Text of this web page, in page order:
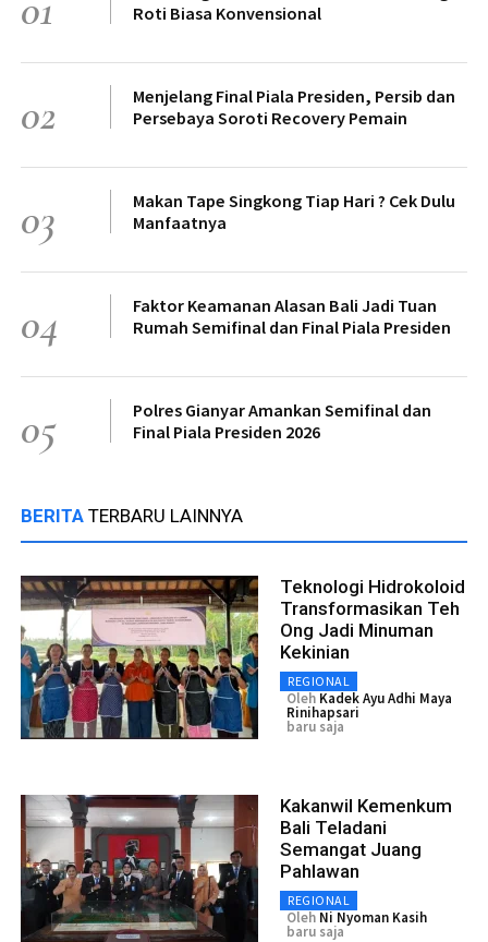
Roti Biasa Konvensional
02
Menjelang Final Piala Presiden, Persib dan
Persebaya Soroti Recovery Pemain
03
Makan Tape Singkong Tiap Hari ? Cek Dulu
Manfaatnya
04
Faktor Keamanan Alasan Bali Jadi Tuan
Rumah Semifinal dan Final Piala Presiden
05
Polres Gianyar Amankan Semifinal dan
Final Piala Presiden 2026
BERITA TERBARU LAINNYA
Teknologi Hidrokoloid
Transformasikan Teh
Ong Jadi Minuman
Kekinian
REGIONAL
Oleh Kadek Ayu Adhi Maya
Rinihapsari
baru saja
Kakanwil Kemenkum
Bali Teladani
Semangat Juang
Pahlawan
REGIONAL
Oleh Ni Nyoman Kasih
baru saja